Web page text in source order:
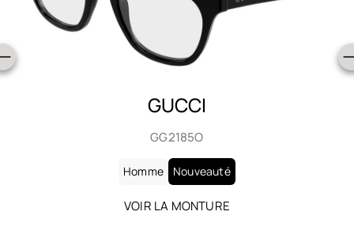
GUCCI
GG2185O
Homme Nouveauté
VOIR LA MONTURE